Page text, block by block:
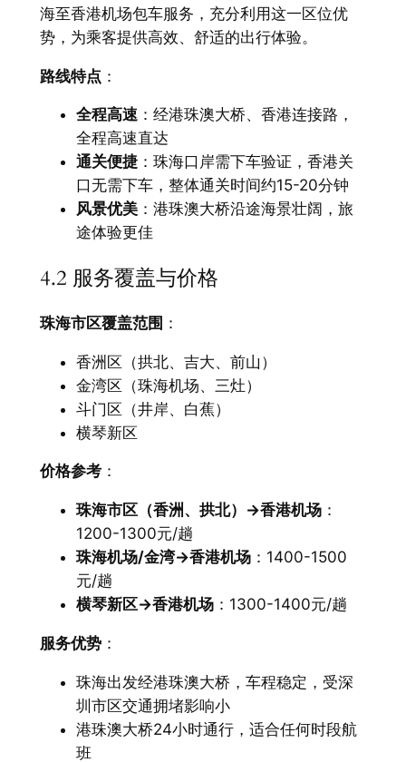
海至香港机场包车服务，充分利用这一区位优
势，为乘客提供高效、舒适的出行体验。
路线特点 ：
全程高速：经港珠澳大桥、香港连接路，
全程高速直达
通关便捷：珠海口岸需下车验证，香港关
口无需下车，整体通关时间约15-20分钟
风景优美：港珠澳大桥沿途海景壮阔，旅
途体验更佳
4.2 服务覆盖与价格
珠海市区覆盖范围 ：
香洲区（拱北、吉大、前山）
金湾区（珠海机场、三灶）
斗门区（井岸、白蕉）
横琴新区
价格参考：
珠海市区（香洲、拱北）→香港机场：
1200-1300元/趟
珠海机场/金湾→香港机场：1400-1500
元/趟
横琴新区→香港机场：1300-1400元/趟
服务优势：
珠海出发经港珠澳大桥，车程稳定，受深
圳市区交通拥堵影响小
港珠澳大桥24小时通行，适合任何时段航
班